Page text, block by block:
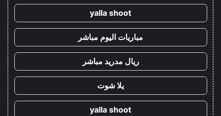
yalla shoot
مباريات اليوم مباشر
ريال مدريد مباشر
يلا شوت
yalla shoot